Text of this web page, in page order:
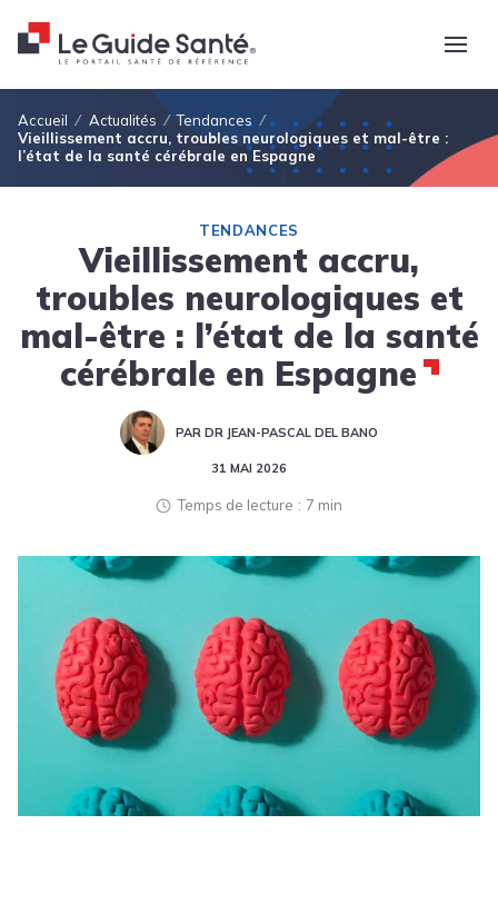
Fil d'Ariane
Accueil Actualités
Tendances
Vieillissement accru, troubles neurologiques et mal-être :
l’état de la santé cérébrale en Espagne
TENDANCES
Vieillissement accru,
troubles neurologiques et
mal-être : l’état de la santé
cérébrale en Espagne
PAR DR JEAN-PASCAL DEL BANO
31 MAI 2026
Temps de lecture 7 min